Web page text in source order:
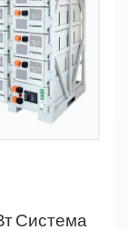
Система